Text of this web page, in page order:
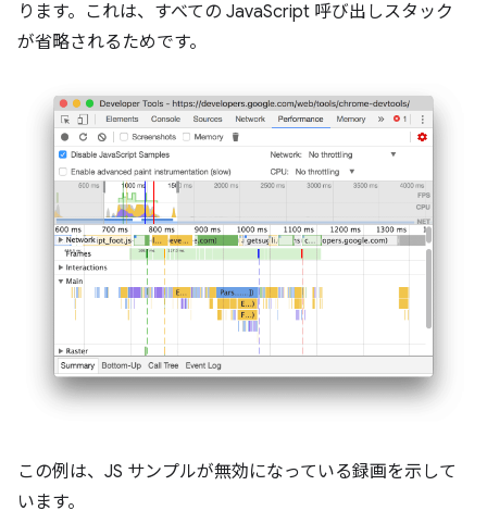
ります。これは、すべての JavaScript 呼び出しスタック
が省略されるためです。
この例は、JS サンプルが無効になっている録画を示して
います。